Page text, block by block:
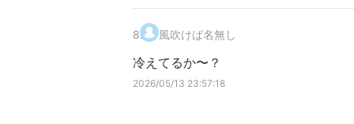
8. 風吹けば名無し
冷えてるか〜？
2026/05/13 23:57:18